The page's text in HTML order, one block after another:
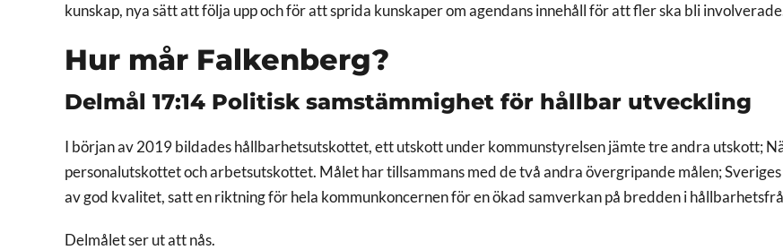
kunskap, nya sätt att följa upp och för att sprida kunskaper om agendans innehåll för att fler ska bli
Hur mår Falkenberg?
Delmål 17:14 Politisk samstämmighet för hållbar utveckling
I början av 2019 bildades hållbarhetsutskottet, ett utskott under kommunstyrelsen jämte tre andra utskott;
personalutskottet och arbetsutskottet. Målet har tillsammans med de två andra övergripande målen;
av god kvalitet, satt en riktning för hela kommunkoncernen för en ökad samverkan på bredden i
Delmålet ser ut att nås.